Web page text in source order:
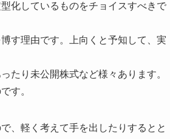
化しているものをチョイスすべきで
す理由です。上向くと予知して、実
たり未公開株式など様々あります。
す。
、軽く考えて手を出したりするとと